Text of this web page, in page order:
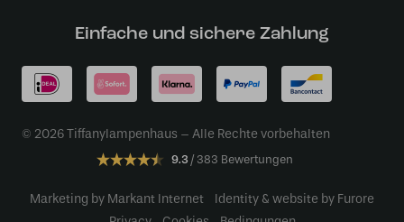
Einfache und sichere Zahlung
© 2026 Tiffanylampenhaus – Alle Rechte vorbehalten
9.3 383 Bewertungen
Marketing by Markant Internet
Identity & website by Furore